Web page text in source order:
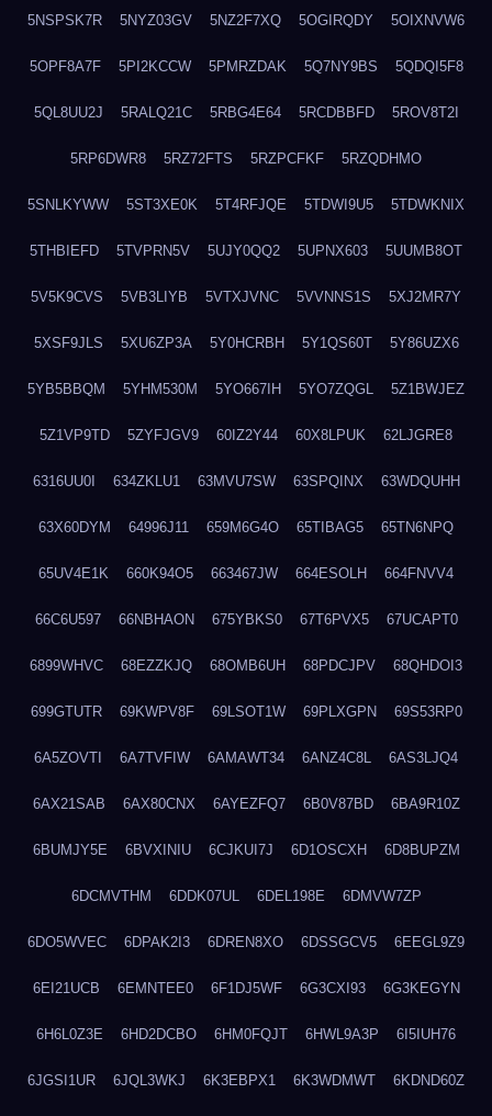
5NSPSK7R 5NYZ03GV 5NZ2F7XQ 5OGIRQDY 5OIXNVW6
5OPF8A7F 5PI2KCCW 5PMRZDAK 5Q7NY9BS 5QDQI5F8
5QL8UU2J 5RALQ21C 5RBG4E64 5RCDBBFD 5ROV8T2I
5RP6DWR8 5RZ72FTS 5RZPCFKF 5RZQDHMO
5SNLKYWW 5ST3XE0K 5T4RFJQE 5TDWI9U5 5TDWKNIX
5THBIEFD 5TVPRN5V 5UJY0QQ2 5UPNX603 5UUMB8OT
5V5K9CVS 5VB3LIYB 5VTXJVNC 5VVNNS1S 5XJ2MR7Y
5XSF9JLS 5XU6ZP3A 5Y0HCRBH 5Y1QS60T 5Y86UZX6
5YB5BBQM 5YHM530M 5YO667IH 5YO7ZQGL 5Z1BWJEZ
5Z1VP9TD 5ZYFJGV9 60IZ2Y44 60X8LPUK 62LJGRE8
6316UU0I 634ZKLU1 63MVU7SW 63SPQINX 63WDQUHH
63X60DYM 64996J11 659M6G4O 65TIBAG5 65TN6NPQ
65UV4E1K 660K94O5 663467JW 664ESOLH 664FNVV4
66C6U597 66NBHAON 675YBKS0 67T6PVX5 67UCAPT0
6899WHVC 68EZZKJQ 68OMB6UH 68PDCJPV 68QHDOI3
699GTUTR 69KWPV8F 69LSOT1W 69PLXGPN 69S53RP0
6A5ZOVTI 6A7TVFIW 6AMAWT34 6ANZ4C8L 6AS3LJQ4
6AX21SAB 6AX80CNX 6AYEZFQ7 6B0V87BD 6BA9R10Z
6BUMJY5E 6BVXINIU 6CJKUI7J 6D1OSCXH 6D8BUPZM
6DCMVTHM 6DDK07UL 6DEL198E 6DMVW7ZP
6DO5WVEC 6DPAK2I3 6DREN8XO 6DSSGCV5 6EEGL9Z9
6EI21UCB 6EMNTEE0 6F1DJ5WF 6G3CXI93 6G3KEGYN
6H6L0Z3E 6HD2DCBO 6HM0FQJT 6HWL9A3P 6I5IUH76
6JGSI1UR 6JQL3WKJ 6K3EBPX1 6K3WDMWT 6KDND60Z